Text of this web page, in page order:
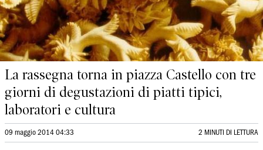
La rassegna torna in piazza Castello con tre
giorni di degustazioni di piatti tipici,
laboratori e cultura
09 maggio 2014 04:33 2 MINUTI DI LETTURA